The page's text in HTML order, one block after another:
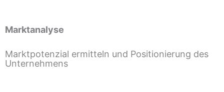
Marktanalyse
Marktpotenzial ermitteln und Positionierung des
Unternehmens